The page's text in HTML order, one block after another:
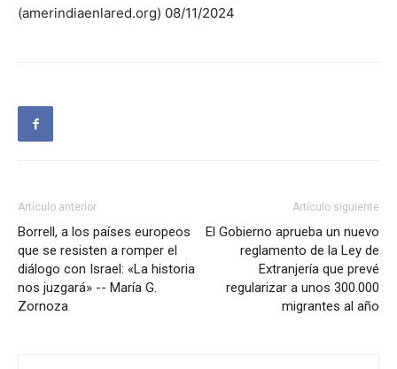
(amerindiaenlared.org) 08/11/2024
Artículo anterior
Borrell, a los países europeos
que se resisten a romper el
diálogo con Israel: «La historia
nos juzgará» -- María G.
Zornoza
Artículo siguiente
El Gobierno aprueba un nuevo
reglamento de la Ley de
Extranjería que prevé
regularizar a unos 300.000
migrantes al año